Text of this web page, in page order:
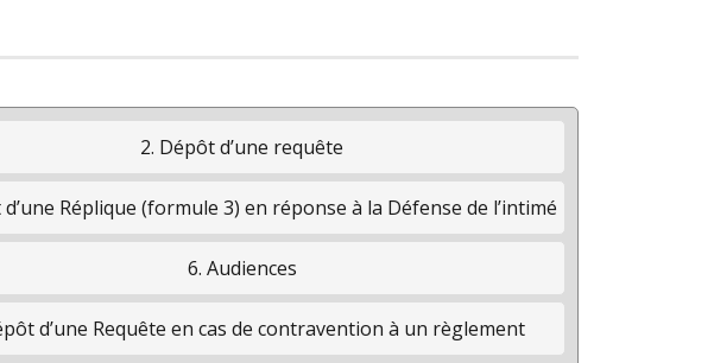
2. Dépôt d’une requête
d’une Réplique (formule 3) en réponse à la Défense de l’intimé
6. Audiences
d’une Requête en cas de contravention à un règlement